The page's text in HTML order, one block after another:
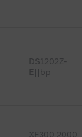
DS1202Z-
E||bp
XF300 2000